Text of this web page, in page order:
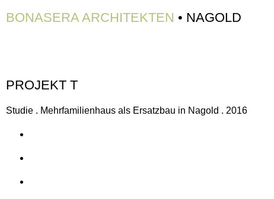
BONASERA ARCHITEKTEN • NAGOLD
PROJEKT T
Studie . Mehrfamilienhaus als Ersatzbau in Nagold . 2016